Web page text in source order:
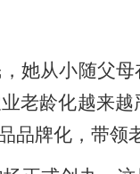
她从小随父
龄化越来越
牌化，带领